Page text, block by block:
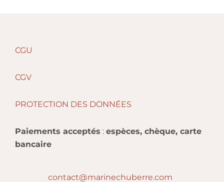
Footer
CGU
CGV
PROTECTION DES DONNÉES
Paiements acceptés : espèces, chèque, carte
bancaire
contact@marinechuberre.com